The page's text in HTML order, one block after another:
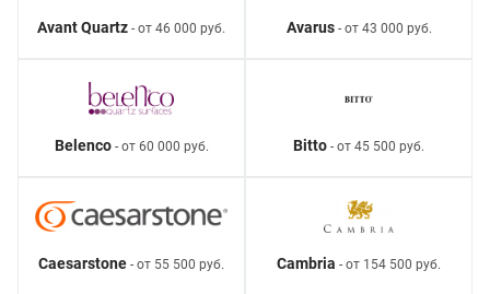
Avant Quartz - от 46 000 руб. Avarus- от 43 000 руб.
Belenco- от 60 000 руб. Bitto - от 45 500 руб.
Caesarstone - от 55 500 руб. Cambria - от 154 500 руб.